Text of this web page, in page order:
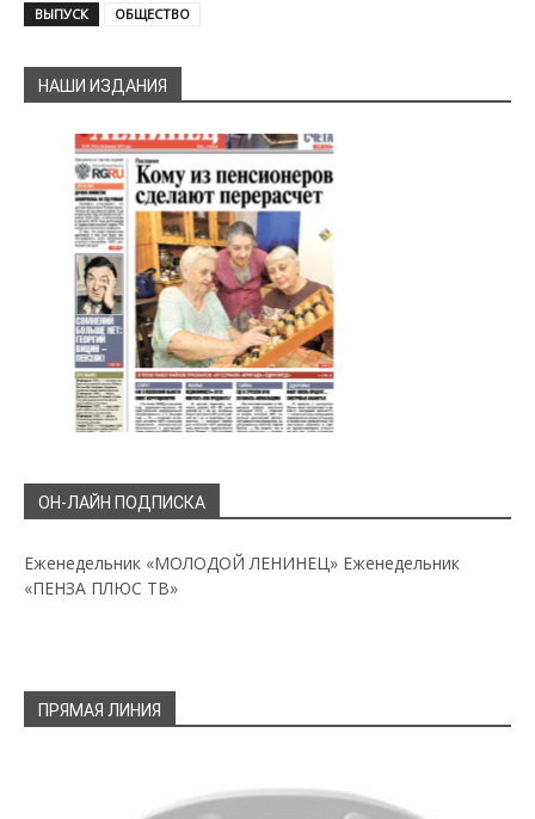
ВЫПУСК ОБЩЕСТВО
НАШИ ИЗДАНИЯ
ОН-ЛАЙН ПОДПИСКА
Еженедельник «МОЛОДОЙ ЛЕНИНЕЦ» Еженедельник
«ПЕНЗА ПЛЮС ТВ»
ПРЯМАЯ ЛИНИЯ